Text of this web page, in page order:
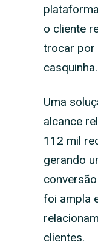
o cliente
trocar por
casquinha.
Uma
alcance
112 mil
gerando
foi ampla
clientes.